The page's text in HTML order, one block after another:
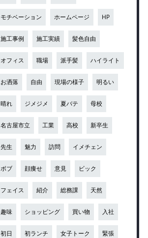
モチベーション ホームページ HP
施工事例 施工実績 髪色自由
オフィス 職場 派手髪 ハイライト
お洒落 自由 現場の様子 明るい
晴れ ジメジメ 夏バテ 母校
名古屋市立 工業 高校 新卒生
先生 魅力 訪問 イメチェン
ボブ 顔痩せ 意見 ビック
フェイス 紹介 総務課 天然
趣味 ショッピング 買い物 入社
初日 初ランチ 女子トーク 緊張